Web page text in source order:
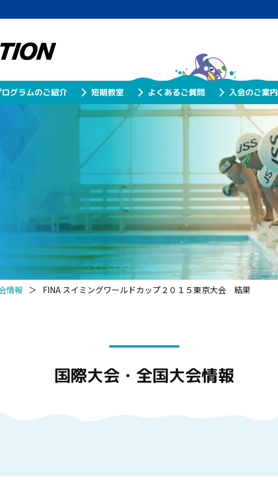
ログラムのご紹介 短期教室 よくあるご質問 入会のご案内
情報 ＞ FINA スイミングワールドカップ２０１５東京大会 結果
国際大会・全国大会情報